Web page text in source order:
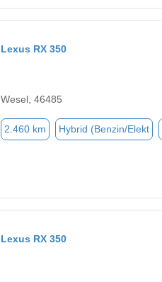
Lexus RX 350
Wesel, 46485
2.460 km Hybrid (Benzin/Elekt
Lexus RX 350